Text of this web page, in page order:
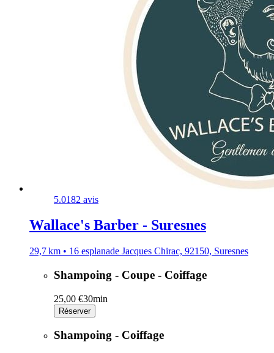
5.0182 avis
Wallace's Barber - Suresnes
29,7 km • 16 esplanade Jacques Chirac, 92150, Suresnes
Shampoing - Coupe - Coiffage
25,00 €30min
Réserver
Shampoing - Coiffage